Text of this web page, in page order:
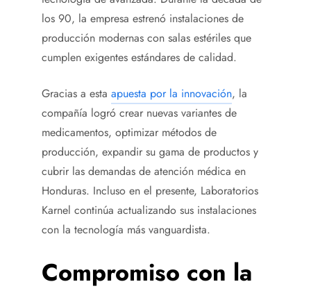
los 90, la empresa estrenó instalaciones de
producción modernas con salas estériles que
cumplen exigentes estándares de calidad.
Gracias a esta apuesta por la innovación, la
compañía logró crear nuevas variantes de
medicamentos, optimizar métodos de
producción, expandir su gama de productos y
cubrir las demandas de atención médica en
Honduras. Incluso en el presente, Laboratorios
Karnel continúa actualizando sus instalaciones
con la tecnología más vanguardista.
Compromiso con la